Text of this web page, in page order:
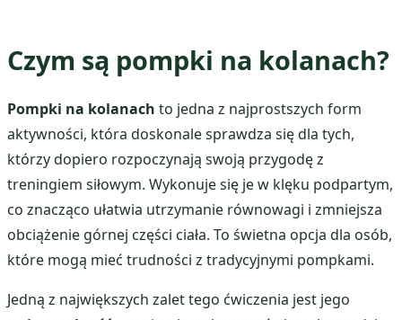
Czym są pompki na kolanach?
Pompki na kolanach to jedna z najprostszych form
aktywności, która doskonale sprawdza się dla tych,
którzy dopiero rozpoczynają swoją przygodę z
treningiem siłowym. Wykonuje się je w klęku podpartym,
co znacząco ułatwia utrzymanie równowagi i zmniejsza
obciążenie górnej części ciała. To świetna opcja dla osób,
które mogą mieć trudności z tradycyjnymi pompkami.
Jedną z największych zalet tego ćwiczenia jest jego